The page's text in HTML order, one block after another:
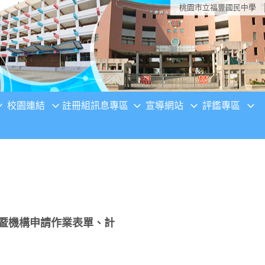
桃園市立福豐國民中學
校園連結 註冊組訊息專區 宣導網站 評鑑專區
機構申請作業表單、計